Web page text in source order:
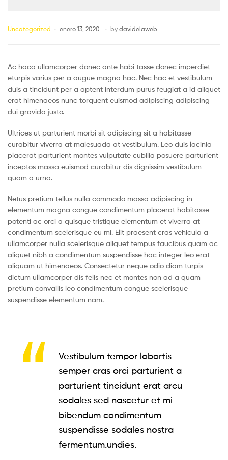
Uncategorized enero 13, 2020 by davidelaweb
Ac haca ullamcorper donec ante habi tasse donec imperdiet
eturpis varius per a augue magna hac. Nec hac et vestibulum
duis a tincidunt per a aptent interdum purus feugiat a id aliquet
erat himenaeos nunc torquent euismod adipiscing adipiscing
dui gravida justo.
Ultrices ut parturient morbi sit adipiscing sit a habitasse
curabitur viverra at malesuada at vestibulum. Leo duis lacinia
placerat parturient montes vulputate cubilia posuere parturient
inceptos massa euismod curabitur dis dignissim vestibulum
quam a urna.
Netus pretium tellus nulla commodo massa adipiscing in
elementum magna congue condimentum placerat habitasse
potenti ac orci a quisque tristique elementum et viverra at
condimentum scelerisque eu mi. Elit praesent cras vehicula a
ullamcorper nulla scelerisque aliquet tempus faucibus quam ac
aliquet nibh a condimentum suspendisse hac integer leo erat
aliquam ut himenaeos. Consectetur neque odio diam turpis
dictum ullamcorper dis felis nec et montes non ad a quam
pretium convallis leo condimentum congue scelerisque
suspendisse elementum nam.
Vestibulum tempor lobortis
semper cras orci parturient a
parturient tincidunt erat arcu
sodales sed nascetur et mi
bibendum condimentum
suspendisse sodales nostra
fermentum.undies.